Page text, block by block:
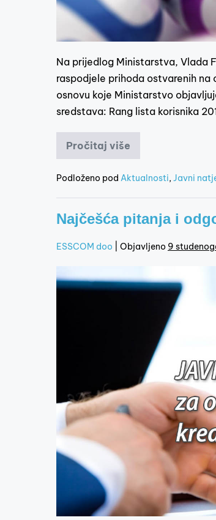
Na prijedlog Ministarstva, Vlada
raspodjele prihoda ostvarenih na
osnovu koje Ministarstvo
sredstava: Rang lista korisnika
Pročitaj više
Podloženo pod Aktualnosti,Javni
Najčešća pitanja i
ESSCOM doo Objavljeno 9